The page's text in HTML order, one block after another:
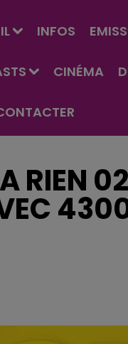
INFOS
CINÉMA
A RIEN